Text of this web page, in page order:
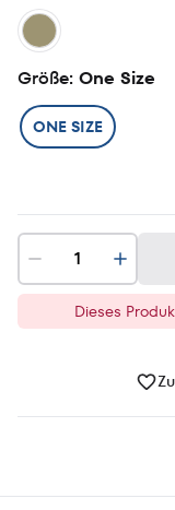
Größe: One Size
ONE SIZE
Dieses